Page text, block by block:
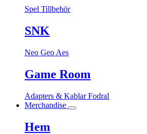
Spel Tillbehör
SNK
Neo Geo Aes
Game Room
Adapters & KablarFodral
Merchandise
Hem